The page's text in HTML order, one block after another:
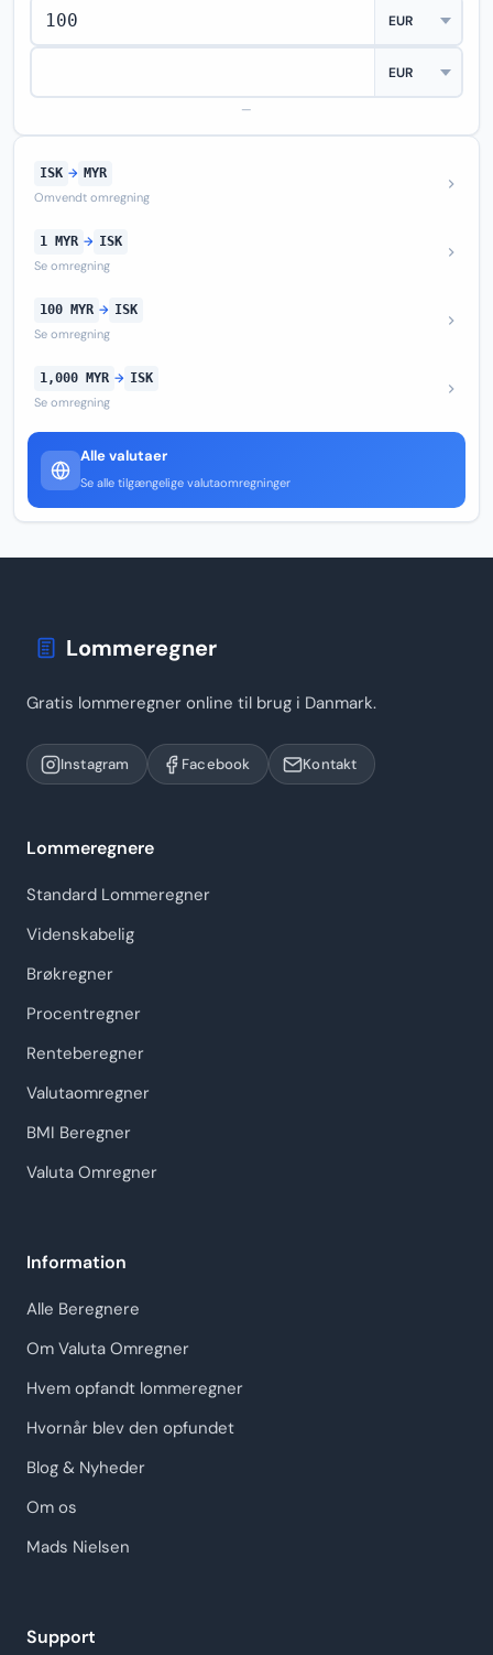
—
ISK → MYR
Omvendt omregning
1 MYR → ISK
Se omregning
100 MYR → ISK
Se omregning
1,000 MYR → ISK
Se omregning
Alle valutaer
Se alle tilgængelige valutaomregninger
Lommeregner
Gratis lommeregner online til brug i Danmark.
Instagram Facebook Kontakt
Lommeregnere
Standard Lommeregner
Videnskabelig
Brøkregner
Procentregner
Renteberegner
Valutaomregner
BMI Beregner
Valuta Omregner
Information
Alle Beregnere
Om Valuta Omregner
Hvem opfandt lommeregner
Hvornår blev den opfundet
Blog & Nyheder
Om os
Mads Nielsen
Support